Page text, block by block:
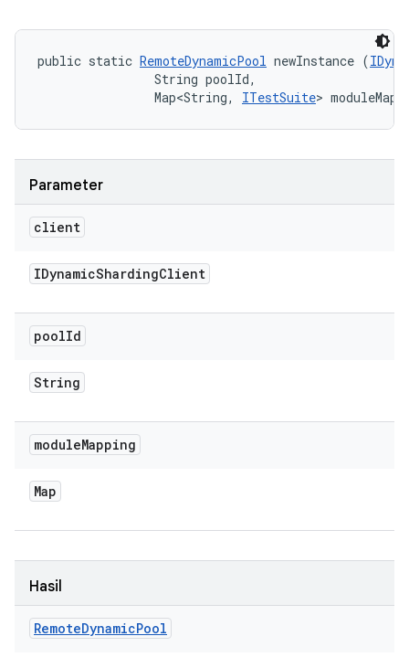
public static RemoteDynamicPool newInstance (
                String poolId,
                Map<String,
ITestSuite>
Parameter
client
IDynamicShardingClient
poolId
String
moduleMapping
Map
Hasil
RemoteDynamicPool